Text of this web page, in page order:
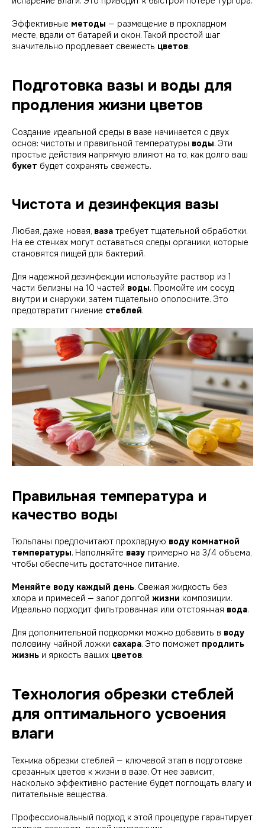
Эффективные методы — размещение в прохладном
месте, вдали от батарей и окон. Такой простой шаг
значительно продлевает свежесть цветов.
Подготовка вазы и воды для
продления жизни цветов
Создание идеальной среды в вазе начинается с двух
основ: чистоты и правильной температуры воды. Эти
простые действия напрямую влияют на то, как долго ваш
букет будет сохранять свежесть.
Чистота и дезинфекция вазы
Любая, даже новая, ваза требует тщательной обработки.
На ее стенках могут оставаться следы органики, которые
становятся пищей для бактерий.
Для надежной дезинфекции используйте раствор из 1
части белизны на 10 частей воды. Промойте им сосуд
внутри и снаружи, затем тщательно ополосните. Это
предотвратит гниение стеблей.
Правильная температура и
качество воды
Тюльпаны предпочитают прохладную воду комнатной
температуры. Наполняйте вазу примерно на 3/4 объема,
чтобы обеспечить достаточное питание.
Меняйте воду каждый день. Свежая жидкость без
хлора и примесей — залог долгой жизни композиции.
Идеально подходит фильтрованная или отстоянная вода.
Для дополнительной подкормки можно добавить в воду
половину чайной ложки сахара. Это поможет продлить
жизнь и яркость ваших цветов.
Технология обрезки стеблей
для оптимального усвоения
влаги
Техника обрезки стеблей — ключевой этап в подготовке
срезанных цветов к жизни в вазе. От нее зависит,
насколько эффективно растение будет поглощать влагу и
питательные вещества.
Профессиональный подход к этой процедуре гарантирует